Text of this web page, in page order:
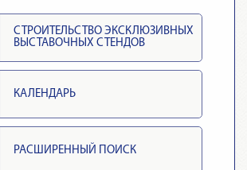
СТРОИТЕЛЬСТВО ЭКСКЛЮЗИВНЫХ
ВЫСТАВОЧНЫХ СТЕНДОВ
КАЛЕНДАРЬ
РАСШИРЕННЫЙ ПОИСК